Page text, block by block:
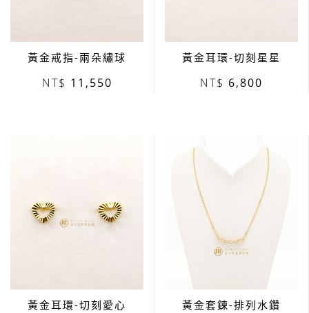
黃金戒指-兩朵繡球
11,550
黃金耳環-切刻星星
6,800
黃金耳環-切刻愛心 黃金套鍊-排列水鑽